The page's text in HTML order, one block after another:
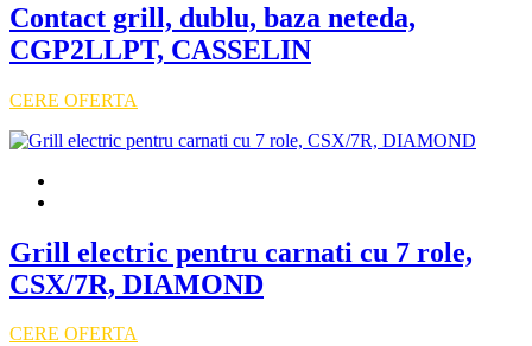
Contact grill, dublu, baza neteda,
CGP2LLPT, CASSELIN
CERE OFERTA
Grill electric pentru carnati cu 7 role,
CSX/7R, DIAMOND
CERE OFERTA